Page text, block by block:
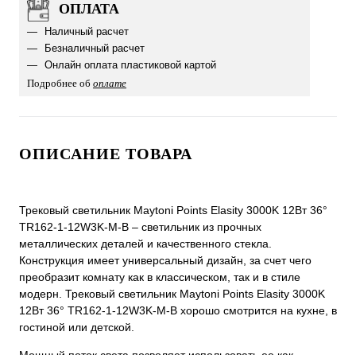
ОПЛАТА
Наличный расчет
Безналичный расчет
Онлайн оплата пластиковой картой
Подробнее об оплате
ОПИСАНИЕ ТОВАРА
Трековый светильник Maytoni Points Elasity 3000K 12Вт 36°
TR162-1-12W3K-M-B – светильник из прочных
металлических деталей и качественного стекла.
Конструкция имеет универсальный дизайн, за счет чего
преобразит комнату как в классическом, так и в стиле
модерн. Трековый светильник Maytoni Points Elasity 3000K
12Вт 36° TR162-1-12W3K-M-B хорошо смотрится на кухне, в
гостиной или детской.